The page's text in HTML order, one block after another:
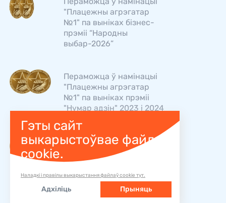
"Плацежны агрэгатар
№1" па выніках бізнес-
прэміі “Народны
выбар-2026”
Пераможца ў намінацыі
"Плацежны агрэгатар
№1" па выніках прэміі
"Нумар адзін" 2023 і 2024
"Хуткі Грош" - лідар
рэйтынгаў TOP BRAND у
намінацыі "Плацежны
агрэгатар №1" 2025 и
Гэты сайт
выкарыстоўвае файлы
cookie.
Наладкі і правілы выкарыстання файлаў cookie тут.
Адхіліць Прыняць